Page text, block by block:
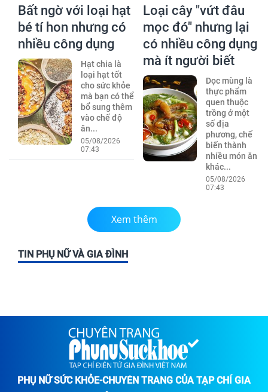
Bất ngờ với loại hạt
bé tí hon nhưng có
nhiều công dụng
Hạt chia là
loại hạt tốt
cho sức khỏe
mà bạn có thể
bổ sung thêm
vào chế độ
ăn...
05/08/2026
07:43
Loại cây "vứt đâu
mọc đó" nhưng lại
có nhiều công dụng
mà ít người biết
Dọc mùng là
thực phẩm
quen thuộc
trồng ở một
số địa
phương, chế
biến thành
nhiều món ăn
khác...
05/08/2026
07:43
Xem thêm
TIN PHỤ NỮ VÀ GIA ĐÌNH
PHỤ NỮ SỨC KHỎE-CHUYÊN TRANG CỦA TẠP CHÍ GIA